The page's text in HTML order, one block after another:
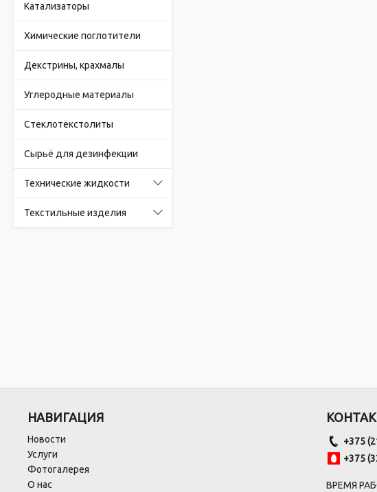
Катализаторы
Химические поглотители
Декстрины, крахмалы
Углеродные материалы
Стеклотекстолиты
Сырьё для дезинфекции
Технические жидкости
Текстильные изделия
НАВИГАЦИЯ
Новости
Услуги
Фотогалерея
О нас
+375
+375
ВРЕМЯ